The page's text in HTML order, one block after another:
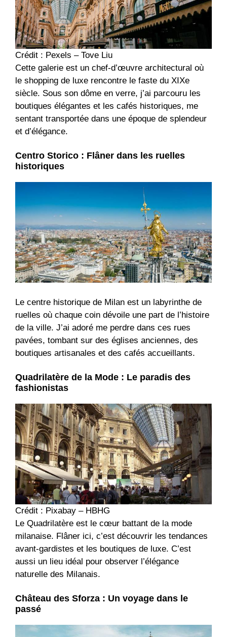
Crédit : Pexels – Tove Liu
Cette galerie est un chef-d’œuvre architectural où
le shopping de luxe rencontre le faste du XIXe
siècle. Sous son dôme en verre, j’ai parcouru les
boutiques élégantes et les cafés historiques, me
sentant transportée dans une époque de splendeur
et d’élégance.
Centro Storico : Flâner dans les ruelles
historiques
Le centre historique de Milan est un labyrinthe de
ruelles où chaque coin dévoile une part de l’histoire
de la ville. J’ai adoré me perdre dans ces rues
pavées, tombant sur des églises anciennes, des
boutiques artisanales et des cafés accueillants.
Quadrilatère de la Mode : Le paradis des
fashionistas
Crédit : Pixabay – HBHG
Le Quadrilatère est le cœur battant de la mode
milanaise. Flâner ici, c’est découvrir les tendances
avant-gardistes et les boutiques de luxe. C’est
aussi un lieu idéal pour observer l’élégance
naturelle des Milanais.
Château des Sforza : Un voyage dans le
passé